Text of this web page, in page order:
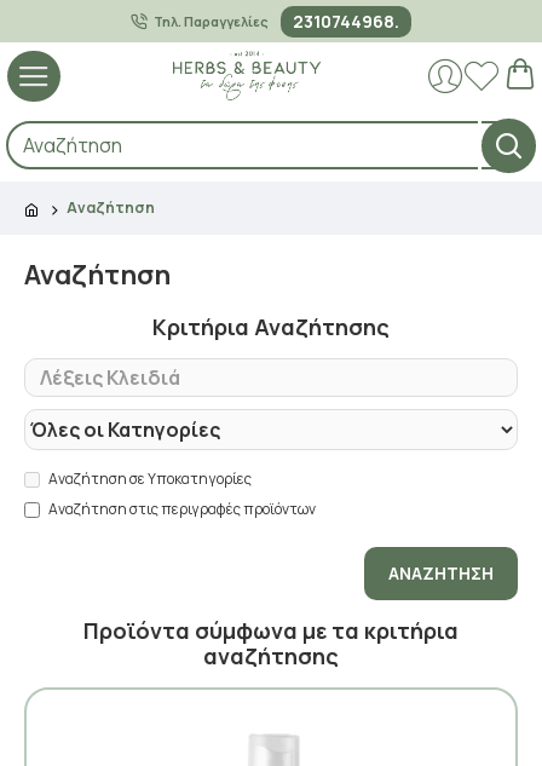
Τηλ. Παραγγελίες 2310744968.
Αναζήτηση
Αναζήτηση
Κριτήρια Αναζήτησης
Αναζήτηση σε Υποκατηγορίες
Αναζήτηση στις περιγραφές προϊόντων
ΑΝΑΖΉΤΗΣΗ
Προϊόντα σύμφωνα με τα κριτήρια
αναζήτησης